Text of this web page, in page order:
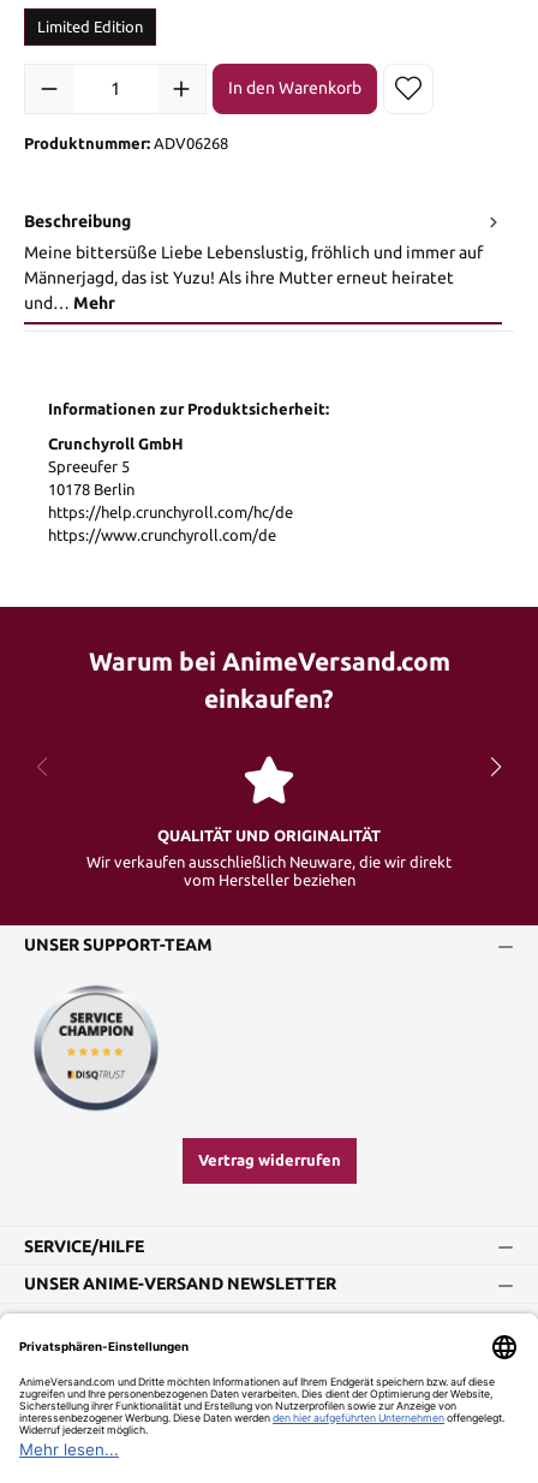
Limited Edition
Produkt Anzahl: Gib den gewünschten Wert ein oder benutze die
In den Warenkorb
Produktnummer: ADV06268
Beschreibung
Meine bittersüße Liebe Lebenslustig, fröhlich und immer auf
Männerjagd, das ist Yuzu! Als ihre Mutter erneut heiratet
und… Mehr
Informationen zur Produktsicherheit:
Crunchyroll GmbH
Spreeufer 5
10178 Berlin
https://help.crunchyroll.com/hc/de
https://www.crunchyroll.com/de
Warum bei AnimeVersand.com
einkaufen?
QUALITÄT UND ORIGINALITÄT
Wir verkaufen ausschließlich Neuware, die wir direkt
vom Hersteller beziehen
UNSER SUPPORT-TEAM
Vertrag widerrufen
SERVICE/HILFE
UNSER ANIME-VERSAND NEWSLETTER
Impressum